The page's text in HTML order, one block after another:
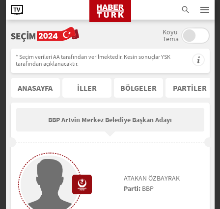
Koyu
Tema
* Seçim verileri AA tarafından verilmektedir. Kesin sonuçlar YSK
tarafından açıklanacaktır.
ANASAYFA İLLER BÖLGELER PARTİLER
BBP Artvin Merkez Belediye Başkan Adayı
ATAKAN ÖZBAYRAK
Parti: BBP